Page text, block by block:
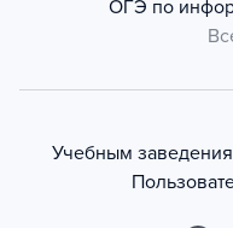
ОГЭ по
Учебным